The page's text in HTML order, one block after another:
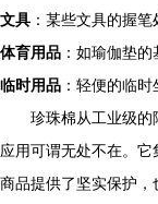
文具 ：某些文具的握笔
体育用品 ：如瑜伽垫
临时用品 ：轻便的临时
珍珠棉从工业级的
应用可谓无处不在。
商品提供了坚实保护